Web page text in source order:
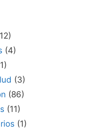
(4)
(3)
(86)
(11)
(1)